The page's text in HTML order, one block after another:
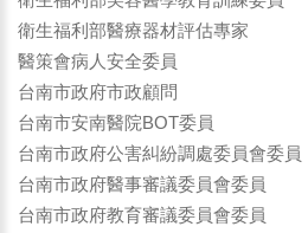
衛生福利部醫療器材評估專家
醫策會病人安全委員
台南市政府市政顧問
台南市安南醫院BOT委員
台南市政府公害糾紛調處委員會委員
台南市政府醫事審議委員會委員
台南市政府教育審議委員會委員